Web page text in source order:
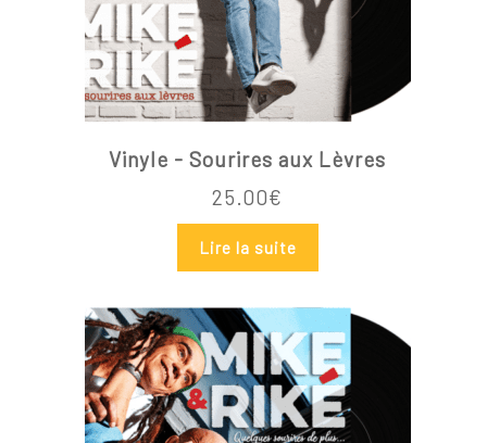
Vinyle - Sourires aux Lèvres
25.00€
Lire la suite